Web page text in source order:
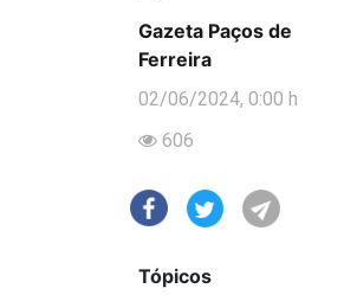
Gazeta Paços de
Ferreira
02/06/2024, 0:00 h
606
Tópicos